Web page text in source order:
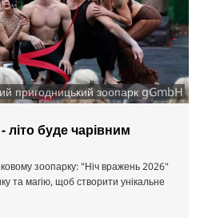
пригодницький зоопарк gGmbH
літо буде чарівним
зоопарку: "Ніч вражень 2026"
та магію, щоб створити унікальне